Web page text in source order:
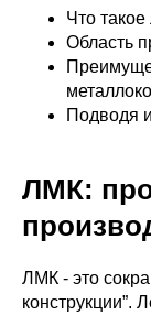
Что
Область
Подводя
ЛМК:
ЛМК - это
конструкции”.